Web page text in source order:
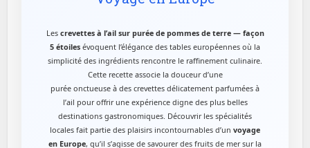
Les crevettes à l’ail sur purée de pommes de terre — façon
5 étoiles évoquent l’élégance des tables européennes où la
simplicité des ingrédients rencontre le raffinement culinaire.
Cette recette associe la douceur d’une
purée onctueuse à des crevettes délicatement parfumées à
l’ail pour offrir une expérience digne des plus belles
destinations gastronomiques. Découvrir les spécialités
locales fait partie des plaisirs incontournables d’un voyage
en Europe, qu’il s’agisse de savourer des fruits de mer sur la